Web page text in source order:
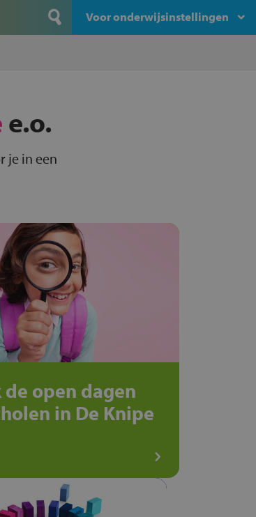
Voor onderwijsinstellingen
e.o.
je in een
de open dagen
in De Knipe